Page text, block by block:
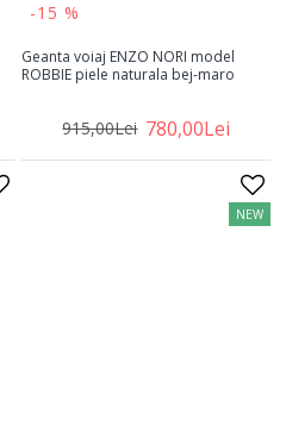
-15 %
Geanta voiaj ENZO NORI model
ROBBIE piele naturala bej-maro
780,00Lei
915,00Lei
NEW